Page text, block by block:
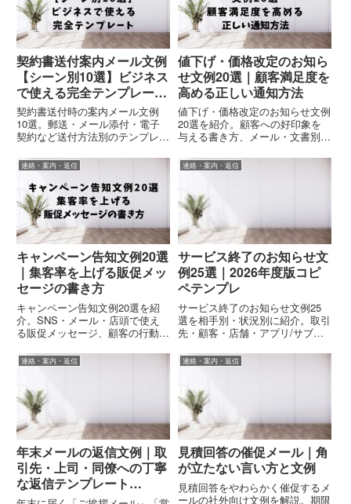
契約書送付案内メール文例
【シーン別10選】ビジネス
で使える完全テンプレート
2026
契約書送付時の案内メール文例
10選。郵送・メール添付・電子
契約など送付方法別のテンプレー
値下げ・価格改定のお知ら
せ文例20選｜顧客満足度を
高める正しい通知方法
値下げ・価格改定のお知らせ文例
20選を紹介。顧客への好印象を
与える書き方、メール・文書別テ
使える内容を解説。コピペ対応可
能な例文で業務効率化を実現しま
連絡・案内・返信
キャンペーン告知文例20選
｜集客率を上げる販促メッ
セージの書き方
キャンペーン告知文例20選を紹
介。SNS・メール・店頭で使え
る販促メッセージ、顧客の行動を
使える内容を解説。コピペ対応可
能な例文で集客率アップを実現し
連絡・案内・返信
サービス終了のお知らせ文
例25選｜2026年度版コピ
ペテンプレ
サービス終了のお知らせ文例25
選を相手別・状況別に紹介。取引
先・顧客・店舗・アプリ/サブス
FAQ付きで、コピペで使えるテン
プレ集。
連絡・案内・返信
年末メールの返信文例｜取
引先・上司・同僚への丁寧
な返信テンプレート
【2025年版】
連絡・案内・返信
見積回答の催促メール｜角
が立たない言い方と文例
見積回答をやわらかく催促するメ
ールの社外向け文例を解説。期限